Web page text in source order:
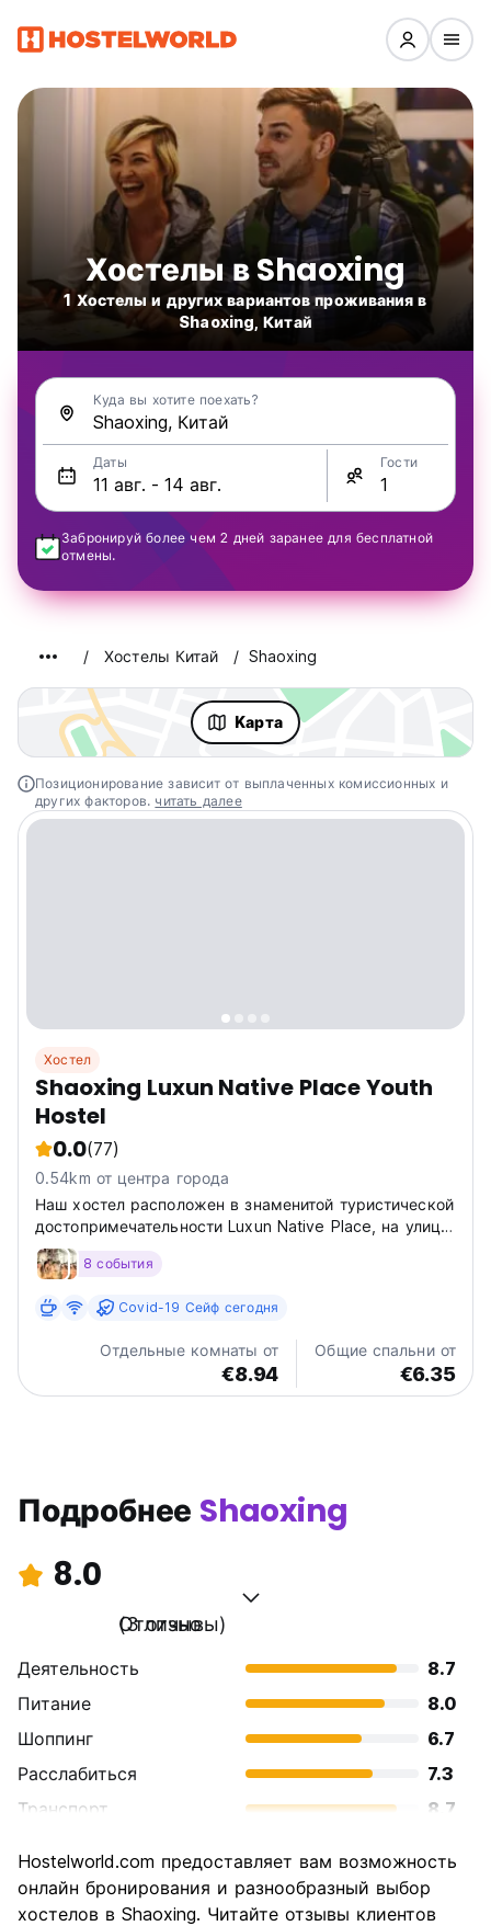
Хостелы в Shaoxing
1 Хостелы и других вариантов проживания в
Shaoxing, Китай
Куда вы хотите поехать?
Даты Гости
Забронируй более чем 2 дней заранее для бесплатной
отмены.
Хостелы Китай Shaoxing
Kарта
Позиционирование зависит от выплаченных комиссионных и
других факторов. читать далее
Хостел
Shaoxing Luxun Native Place Youth
Hostel
0.0(77)
0.54km от центра города
Наш хостел расположен в знаменитой туристической
достопримечательности Luxun Native Place, на улице
South Xinjian Road № 558.
8 события
Covid-19 Сейф сегодня
Отдельные комнаты от
€8.94
Общие спальни от
€6.35
Подробнее Shaoxing
8.0
Отлично
(3 отзывы)
Деятельность
8.7
Питание
8.0
Шоппинг
6.7
Расслабиться
7.3
Транспорт
8.7
достопримечательностей
8.7
Культура
8.7
Hostelworld.com предоставляет вам возможность
онлайн бронирования и разнообразный выбор
хостелов в Shaoxing. Читайте отзывы клиентов